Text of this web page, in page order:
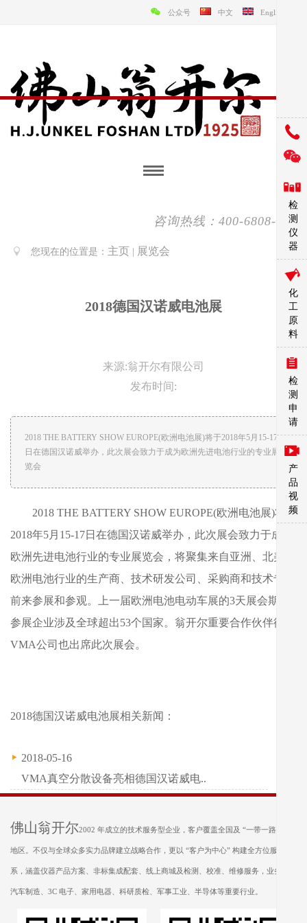
公众号 中文 English
咨询热线：400-6808-138
您现在的位置是： 主页 展览会
2018德国汉诺威电池展
来源:翁开尔有限公司
发布时间:
2018 THE BATTERY SHOW EUROPE(欧洲电池展)将于2018年5月15-17
日在德国汉诺威举办，此次展会致力于成为欧洲先进电池行业的专业展
览会
2018 THE BATTERY SHOW EUROPE(欧洲电池展)将于
2018年5月15-17日在德国汉诺威举办，此次展会致力于成为
欧洲先进电池行业的专业展览会，将聚集来自亚洲、北美和
欧洲电池行业的生产商、技术研发公司、采购商和技术专家
前来参展和参观。上一届欧洲电池电动车展的3天展会期间
参展企业涉及全球超出53个国家。翁开尔重要合作伙伴德国
VMA公司也出席此次展会。
2018德国汉诺威电池展相关新闻：
2018-05-16
VMA真空分散设备亮相德国汉诺威电..
佛山翁开尔2002 年成立的技术服务型企业，客户覆盖全国及 “一带一路” 沿线
地区。不仅与全球众多实力品牌建立战略合作，更以 “客户为中心” 构建全方位服务体
系，涵盖仪器产品方案、非标集成配套、线上商城及检测、校准、维修服务，业务遍及
汽车制造、3C 电子、家用电器、科研质检、军事工业、半导体等重要行业。
检
测
仪
器
化
工
原
料
检
测
申
请
产
品
视
频